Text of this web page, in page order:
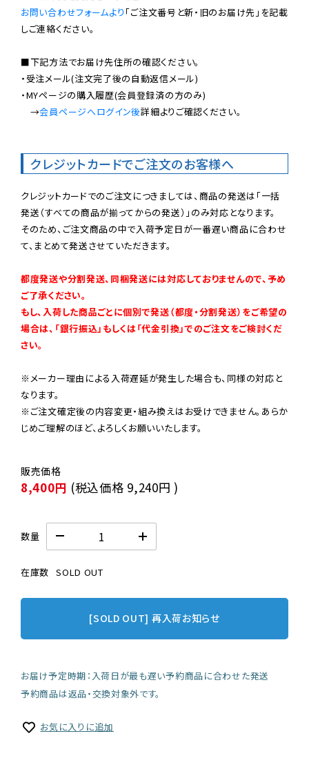
お問い合わせフォームより 「ご注文番号と新・旧のお届け先」を記載
しご連絡ください。
■下記方法でお届け先住所の確認ください。
・受注メール(注文完了後の自動返信メール)
・MYページの購入履歴(会員登録済の方のみ)
→会員ページへログイン後詳細よりご確認ください。
クレジットカードでご注文のお客様へ
クレジットカードでのご注文につきましては、商品の発送は「一括
発送（すべての商品が揃ってからの発送）」のみ対応となります。
そのため、ご注文商品の中で入荷予定日が一番遅い商品に合わせ
て、まとめて発送させていただきます。
都度発送や分割発送、同梱発送には対応しておりませんので、予め
ご了承ください。
もし、入荷した商品ごとに個別で発送（都度・分割発送）をご希望の
場合は、「銀行振込」もしくは「代金引換」でのご注文をご検討くだ
さい。
※メーカー理由による入荷遅延が発生した場合も、同様の対応と
なります。
※ご注文確定後の内容変更・組み換えはお受けできません。あらか
じめご理解のほど、よろしくお願いいたします。
8,400円 (税込価格 9,240円 )
数量
在庫数 SOLD OUT
[SOLD OUT] 再入荷お知らせ
お届け予定時期：入荷日が最も遅い予約商品に合わせた発送
予約商品は返品・交換対象外です。
お気に入りに追加